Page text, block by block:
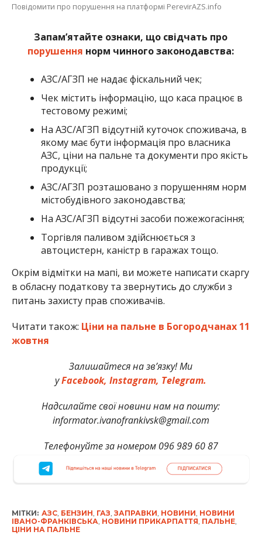
Повідомити про порушення на платформі PerevirAZS.info
Запам’ятайте ознаки, що свідчать про
порушення норм чинного законодавства:
АЗС/АГЗП не надає фіскальний чек;
Чек містить інформацію, що каса працює в
тестовому режимі;
На АЗС/АГЗП відсутній куточок споживача, в
якому має бути інформація про власника
АЗС, ціни на пальне та документи про якість
продукції;
АЗС/АГЗП розташовано з порушенням норм
містобудівного законодавства;
На АЗС/АГЗП відсутні засоби пожежогасіння;
Торгівля паливом здійснюється з
автоцистерн, каністр в гаражах тощо.
Окрім відмітки на мапі, ви можете написати скаргу
в обласну податкову та звернутись до служби з
питань захисту прав споживачів.
Читати також: Ціни на пальне в Богородчанах 11
жовтня
Залишайтеся на зв’язку! Ми
уFacebook, Instagram, Telegram.
Надсилайте свої новини нам на пошту:
informator.ivanofrankivsk@gmail.com
Телефонуйте за номером 096 989 60 87
МІТКИ: АЗС, БЕНЗИН, ГАЗ, ЗАПРАВКИ, НОВИНИ, НОВИНИ
ІВАНО-ФРАНКІВСЬКА, НОВИНИ ПРИКАРПАТТЯ, ПАЛЬНЕ,
ЦІНИ НА ПАЛЬНЕ